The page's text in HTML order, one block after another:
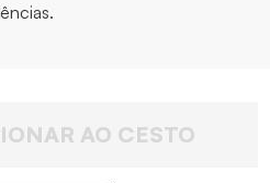
AO CESTO